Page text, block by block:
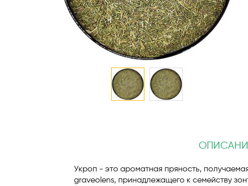
Укроп - это ароматная пряность,
graveolens, принадлежащего к семейству